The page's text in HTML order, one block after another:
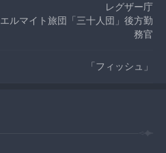
レグザー庁
エルマイト旅団「三十人団」後方勤
務官
「フィッシュ」